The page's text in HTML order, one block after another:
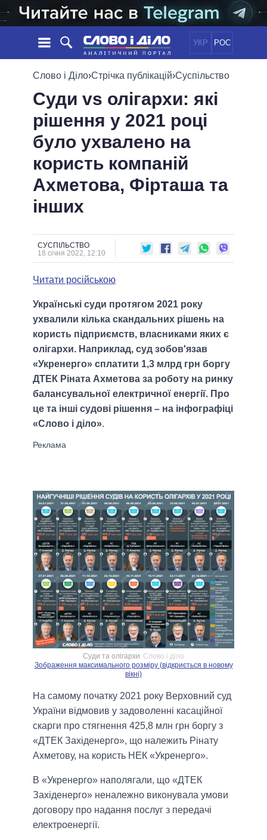
УКР РОС
НОВИНИ
СТРІЧКА
ПОДІЇ
СТАТТІ
ДУМКИ
ОГЛЯДИ
ДАЙДЖЕСТИ
ПОЛІТИКА
ЕКОНОМІКА
СУСПІЛЬСТВО
ОБIЦЯНКИ
ПОЛIТИКИ
УСІ ПОЛІТИКИ
ПРЕЗИДЕНТ І ОФІС
ВЕРХОВНА РАДА
КАБІНЕТ МІНІСТРІВ
МЕРИ МІСТ
ВСІ ПЕРСОНИ
ВІДЕО
ПОРІВНЯННЯ ПОЛІТИКІВ
Слово і Діло›Стрічка публікацій›Суспільство
Суди vs олігархи: які
рішення у 2021 році
було ухвалено на
користь компаній
Ахметова, Фірташа та
інших
СУСПІЛЬСТВО
18 січня 2022, 12:10
Читати російською
Українські суди протягом 2021 року
ухвалили кілька скандальних рішень на
користь підприємств, власниками яких є
олігархи. Наприклад, суд зобов'язав
«Укренерго» сплатити 1,3 млрд грн боргу
ДТЕК Ріната Ахметова за роботу на ринку
балансувальної електричної енергії. Про
це та інші судові рішення – на інфографіці
«Слово і діло».
Суди та олігархи Слово і діло
Зображення максимального розміру (відкриється в новому
вікні)
На самому початку 2021 року Верховний суд
України відмовив у задоволенні касаційної
скарги про стягнення 425,8 млн грн боргу з
«ДТЕК Західенерго», що належить Рінату
Ахметову, на користь НЕК «Укренерго».
В «Укренерго» наполягали, що «ДТЕК
Західенерго» неналежно виконувала умови
договору про надання послуг з передачі
електроенергії.